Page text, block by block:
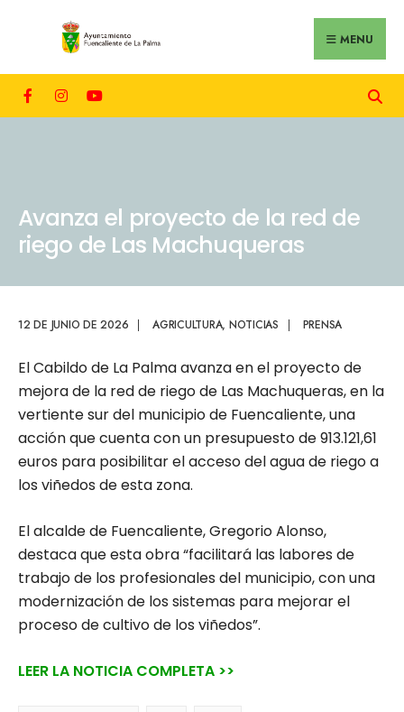
MENU
Avanza el proyecto de la red de
riego de Las Machuqueras
12 DE JUNIO DE 2026 | AGRICULTURA, NOTICIAS | PRENSA
El Cabildo de La Palma avanza en el proyecto de
mejora de la red de riego de Las Machuqueras, en la
vertiente sur del municipio de Fuencaliente, una
acción que cuenta con un presupuesto de 913.121,61
euros para posibilitar el acceso del agua de riego a
los viñedos de esta zona.
El alcalde de Fuencaliente, Gregorio Alonso,
destaca que esta obra “facilitará las labores de
trabajo de los profesionales del municipio, con una
modernización de los sistemas para mejorar el
proceso de cultivo de los viñedos”.
LEER LA NOTICIA COMPLETA >>